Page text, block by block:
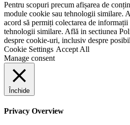
Pentru scopuri precum afișarea de
module cookie sau tehnologii similare.
acord să permiți colectarea de
tehnologii similare. Află in sectiunea
despre cookie-uri, inclusiv despre
Cookie Settings Accept All
Manage consent
Închide
Privacy Overview